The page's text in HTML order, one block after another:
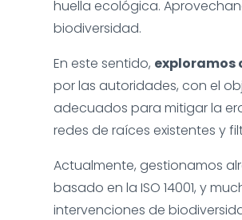
huella ecológica.
biodiversidad.
En este sentido, exploramos
por las autoridades, con el
adecuados para mitigar la
redes de raíces existentes y
Actualmente, gestionamos
basado en la ISO 14001, y
intervenciones de